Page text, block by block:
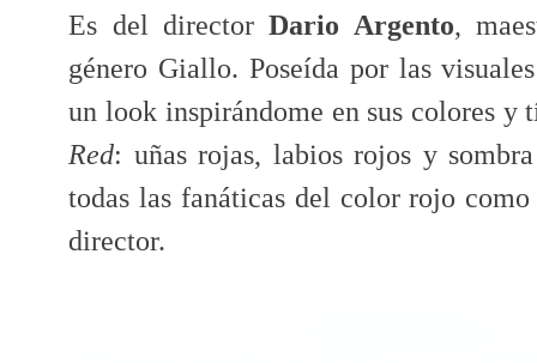
Es del directorDario Argento,
género Giallo. Poseída por las
un look inspirándome en sus colores
Red: uñas rojas, labios rojos y
todas las fanáticas del color rojo
director.